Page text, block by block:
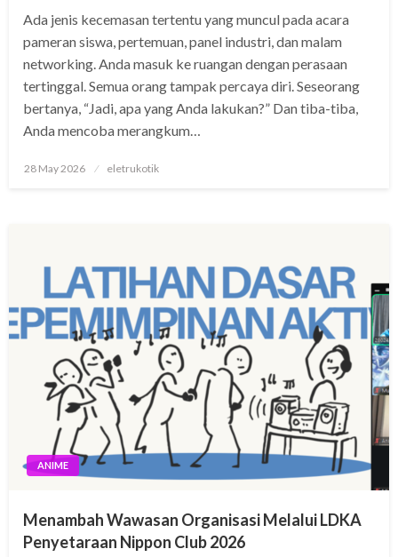
Ada jenis kecemasan tertentu yang muncul pada acara
pameran siswa, pertemuan, panel industri, dan malam
networking. Anda masuk ke ruangan dengan perasaan
tertinggal. Semua orang tampak percaya diri. Seseorang
bertanya, “Jadi, apa yang Anda lakukan?” Dan tiba-tiba,
Anda mencoba merangkum…
Posted
28 May 2026 eletrukotik
ANIME
Menambah Wawasan Organisasi Melalui LDKA
Penyetaraan Nippon Club 2026